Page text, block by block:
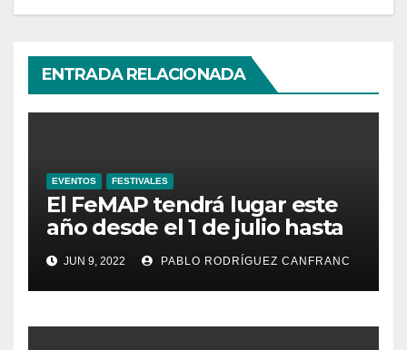
ENTRADA RELACIONADA
EVENTOS FESTIVALES
El FeMAP tendrá lugar este
año desde el 1 de julio hasta
el 21 de agosto, ampliando la
oferta de conciertos y el
territorio de acción
JUN 9, 2022 PABLO RODRÍGUEZ CANFRANC